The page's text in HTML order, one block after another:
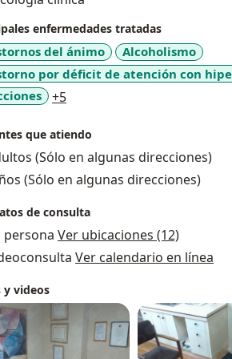
ES TARDE PARA
Y FAMILIA, RECUERDE EL
EL REAL SUFRIMIENTO ES
enfermedades tratadas
del ánimo
Alcoholismo
por déficit de atención con
+5a11y_sr_more_diseases
que atiendo
(Sólo en algunas direcciones)
(Sólo en algunas direcciones)
de consulta
persona Ver ubicaciones (12)
Ver calendario en línea
y videos